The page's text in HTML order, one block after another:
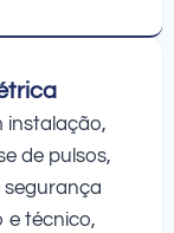
instalação,
de pulsos,
e técnico,